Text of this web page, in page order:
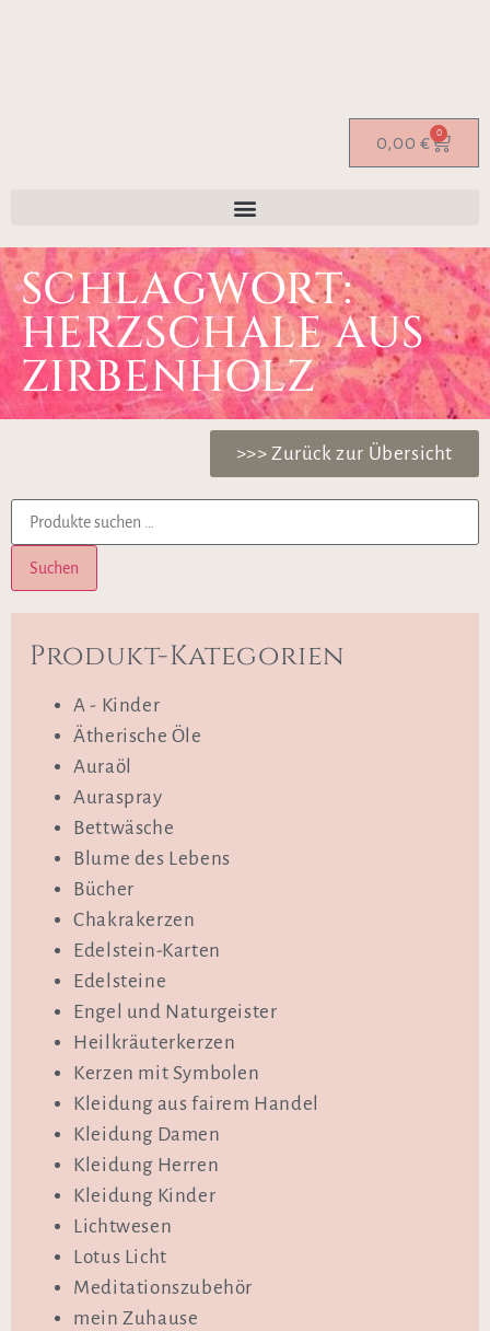
0,00 € 0
SCHLAGWORT:
HERZSCHALE AUS
ZIRBENHOLZ
>>> Zurück zur Übersicht
Suchen
Produkt-Kategorien
A - Kinder
Ätherische Öle
Auraöl
Auraspray
Bettwäsche
Blume des Lebens
Bücher
Chakrakerzen
Edelstein-Karten
Edelsteine
Engel und Naturgeister
Heilkräuterkerzen
Kerzen mit Symbolen
Kleidung aus fairem Handel
Kleidung Damen
Kleidung Herren
Kleidung Kinder
Lichtwesen
Lotus Licht
Meditationszubehör
mein Zuhause